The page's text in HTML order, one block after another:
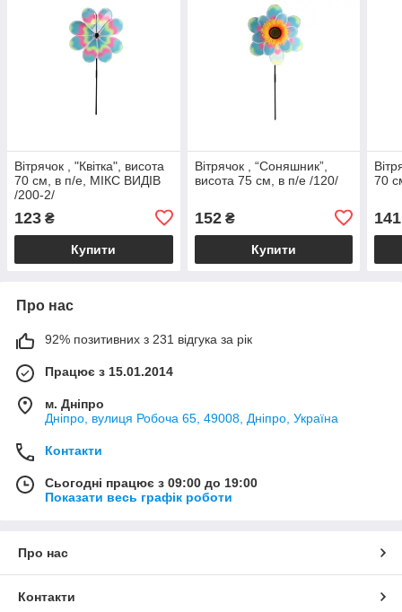
Вітрячок , "Квітка", висота
70 см, в п/е, МІКС ВИДІВ
/200-2/
123 ₴
Купити
Вітрячок , “Соняшник”,
висота 75 см, в п/е /120/
152₴
Купити
70
141
Про нас
92% позитивних з 231 відгука за рік
Працює з 15.01.2014
м. Дніпро
Дніпро, вулиця Робоча 65, 49008, Дніпро, Україна
Контакти
Сьогодні працює з 09:00 до 19:00
Показати весь графік роботи
Про нас
Контакти